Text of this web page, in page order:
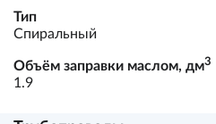
Тип
Спиральный
Объём заправки маслом, дм3
1.9